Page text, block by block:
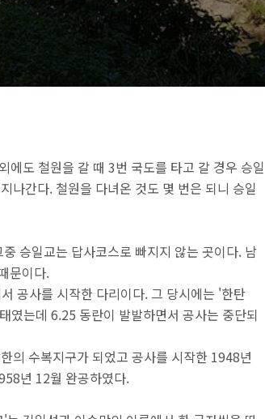
에도 철원을 갈 때 3번 국도를 타고 갈 경우 승일
나간다. 철원을 다녀온 것도 몇 번은 되니 승일
승일교는 답사코스로 빠지지 않는 곳이다. 남
문이다.
공사를 시작한 다리이다. 그 당시에는 '한탄
였는데 6.25 동란이 발발하면서 공사는 중단되
의 수복지구가 되었고 공사를 시작한 1948년
년 12월 완공하였다.